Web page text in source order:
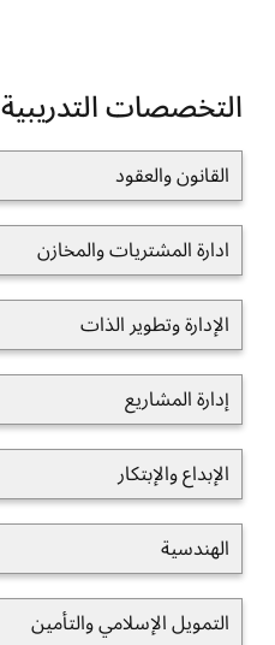
التخصصات التدريبية
القانون والعقود
ادارة المشتريات والمخازن
الإدارة وتطوير الذات
إدارة المشاريع
الإبداع والإبتكار
الهندسية
التمويل الإسلامي والتأمين